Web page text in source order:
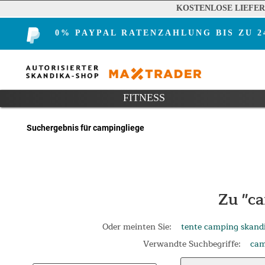
KOSTENLOSE
0% PAYPAL RATENZAHLUNG BIS ZU
FITNESS
Suchergebnis für campingliege
Zu
Oder meinten Sie: tente camping
Verwandte Suchbegriffe: